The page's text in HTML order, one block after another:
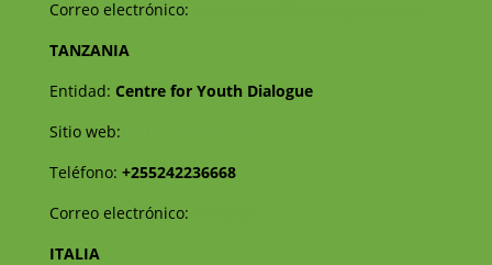
Correo electrónico:
TANZANIA
Entidad: Centre for Youth Dialogue
Sitio web:
Teléfono: +255242236668
Correo electrónico:
ITALIA